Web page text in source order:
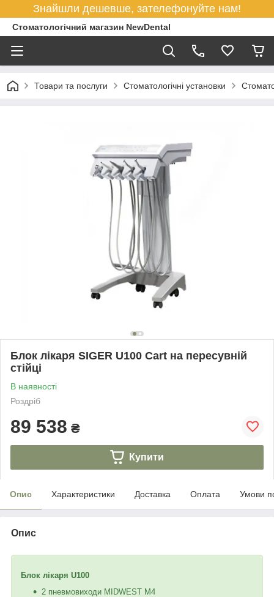
Знайшли дешевше, зателефонуйте нам!
Стоматологічний магазин NewDental
Товари та послуги Стоматологічні установки
Блок лікаря SIGER U100 Cart на пересувній
стійці
В наявності
Роздріб
89 538 ₴
Купити
Опис Характеристики Доставка Оплата Умови
Опис
Блок лікаря U100
2 пневмовиходи MIDWEST M4